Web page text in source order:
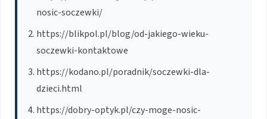
nosic-soczewki/
https://blikpol.pl/blog/od-jakiego-wieku-
soczewki-kontaktowe
https://kodano.pl/poradnik/soczewki-dla-
dzieci.html
https://dobry-optyk.pl/czy-moge-nosic-